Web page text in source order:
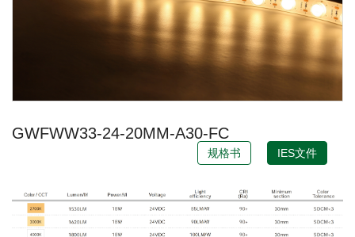
GWFWW33-24-20MM-A30-FC
规格书 IES文件